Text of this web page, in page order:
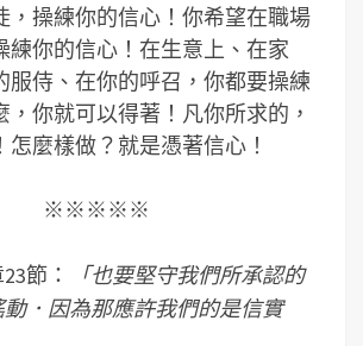
，操練你的信心！你希望在職場
練你的信心！在生意上、在家
服侍、在你的呼召，你都要操練
，你就可以得著！凡你所求的，
怎麼樣做？就是憑著信心！
※※※※※
節：
「也要堅守我們所承認的
．因為那應許我們的是信實